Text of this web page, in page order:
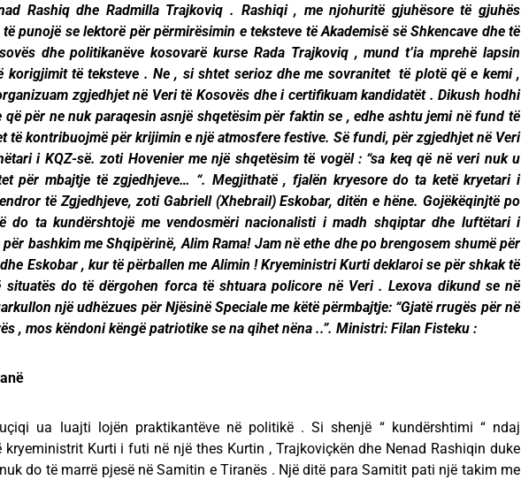
Rashiq dhe Radmilla Trajkoviq . Rashiqi , me njohuritë gjuhësore të gjuhës
punojë se lektorë për përmirësimin e teksteve të Akademisë së Shkencave dhe të
dhe politikanëve kosovarë kurse Rada Trajkoviq , mund t’ia mprehë lapsin
korigjimit të teksteve . Ne , si shtet serioz dhe me sovranitet të plotë që e kemi ,
zgjedhjet në Veri të Kosovës dhe i certifikuam kandidatët . Dikush hodhi
që për ne nuk paraqesin asnjë shqetësim për faktin se , edhe ashtu jemi në fund të
të kontribuojmë për krijimin e një atmosfere festive. Së fundi, për zgjedhjet në Veri
i KQZ-së. zoti Hovenier me një shqetësim të vogël : “sa keq që në veri nuk u
për mbajtje të zgjedhjeve… “. Megjithatë , fjalën kryesore do ta ketë kryetari i
të Zgjedhjeve, zoti Gabriell (Xhebrail) Eskobar, ditën e hëne. Gojëkëqinjtë po
do ta kundërshtojë me vendosmëri nacionalisti i madh shqiptar dhe luftëtari i
për bashkim me Shqipërinë, Alim Rama! Jam në ethe dhe po brengosem shumë për
Eskobar , kur të përballen me Alimin ! Kryeministri Kurti deklaroi se për shkak të
situatës do të dërgohen forca të shtuara policore në Veri . Lexova dikund se në
një udhëzues për Njësinë Speciale me këtë përmbajtje: “Gjatë rrugës për në
, mos këndoni këngë patriotike se na qihet nëna ..”. Ministri: Filan Fisteku :
ua luajti lojën praktikantëve në politikë . Si shenjë “ kundërshtimi “ ndaj
kryeministrit Kurti i futi në një thes Kurtin , Trajkoviçkën dhe Nenad Rashiqin duke
do të marrë pjesë në Samitin e Tiranës . Një ditë para Samitit pati një takim me